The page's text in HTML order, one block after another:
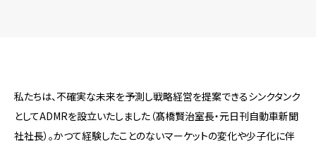
私たちは、不確実な未来を予測し戦略経営を提案できるシンクタンク
としてADMRを設立いたしました（髙橋賢治室長・元日刊自動車新聞
社社長）。かつて経験したことのないマーケットの変化や少子化に伴